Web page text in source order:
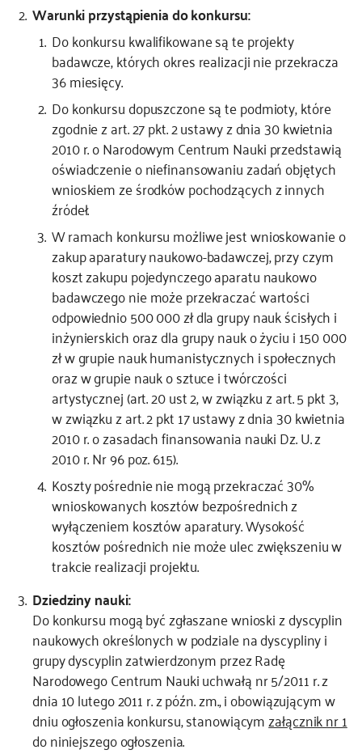
Warunki przystąpienia do konkursu:
Do konkursu kwalifikowane są te projekty
badawcze, których okres realizacji nie przekracza
36 miesięcy.
Do konkursu dopuszczone są te podmioty, które
zgodnie z art. 27 pkt. 2 ustawy z dnia 30 kwietnia
2010 r. o Narodowym Centrum Nauki przedstawią
oświadczenie o niefinansowaniu zadań objętych
wnioskiem ze środków pochodzących z innych
źródeł.
W ramach konkursu możliwe jest wnioskowanie o
zakup aparatury naukowo-badawczej, przy czym
koszt zakupu pojedynczego aparatu naukowo
badawczego nie może przekraczać wartości
odpowiednio 500 000 zł dla grupy nauk ścisłych i
inżynierskich oraz dla grupy nauk o życiu i 150 000
zł w grupie nauk humanistycznych i społecznych
oraz w grupie nauk o sztuce i twórczości
artystycznej (art. 20 ust 2, w związku z art. 5 pkt 3,
w związku z art. 2 pkt 17 ustawy z dnia 30 kwietnia
2010 r. o zasadach finansowania nauki Dz. U. z
2010 r. Nr 96 poz. 615).
Koszty pośrednie nie mogą przekraczać 30%
wnioskowanych kosztów bezpośrednich z
wyłączeniem kosztów aparatury. Wysokość
kosztów pośrednich nie może ulec zwiększeniu w
trakcie realizacji projektu.
Dziedziny nauki:
Do konkursu mogą być zgłaszane wnioski z dyscyplin
naukowych określonych w podziale na dyscypliny i
grupy dyscyplin zatwierdzonym przez Radę
Narodowego Centrum Nauki uchwałą nr 5/2011 r. z
dnia 10 lutego 2011 r. z późn. zm., i obowiązującym w
dniu ogłoszenia konkursu, stanowiącymzałącznik nr 1
do niniejszego ogłoszenia.